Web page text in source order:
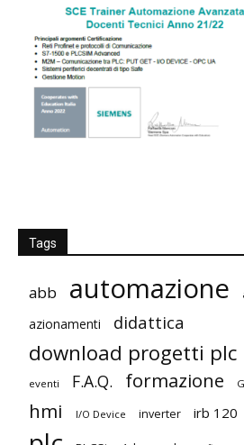
Tags
abb automazione
azionamenti didattica
download progetti plc
eventi F.A.Q. formazione
hmi I/O Device inverter irb 120